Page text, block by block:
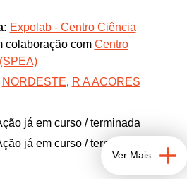
Expolab - Centro Ciência
colaboração com Centro
NORDESTE, R A ACORES
já em curso / terminada
já em curso / terminada
Ver Mais